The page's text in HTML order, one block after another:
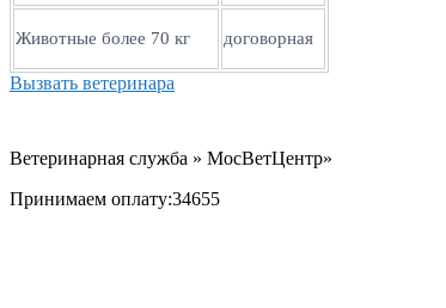
Животные более 70 кг договорная
Вызвать ветеринара
Ветеринарная служба » МосВетЦентр»
Принимаем оплату:34655